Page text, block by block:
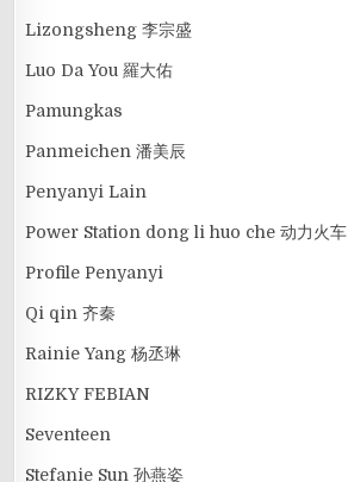
Lizongsheng 李宗盛
Luo Da You 羅大佑
Pamungkas
Panmeichen 潘美辰
Penyanyi Lain
Power Station dong li huo che 动力火车
Profile Penyanyi
Qi qin 齐秦
Rainie Yang 杨丞琳
RIZKY FEBIAN
Seventeen
Stefanie Sun 孙燕姿